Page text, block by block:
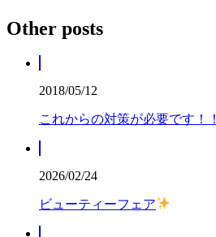
Other posts
2018/05/12
これからの対策が必要です！！
2026/02/24
ビューティーフェア